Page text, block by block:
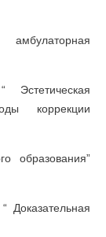
коррекции
образования”
Доказательная